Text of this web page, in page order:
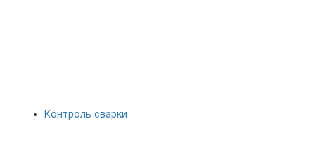
Контроль сварки